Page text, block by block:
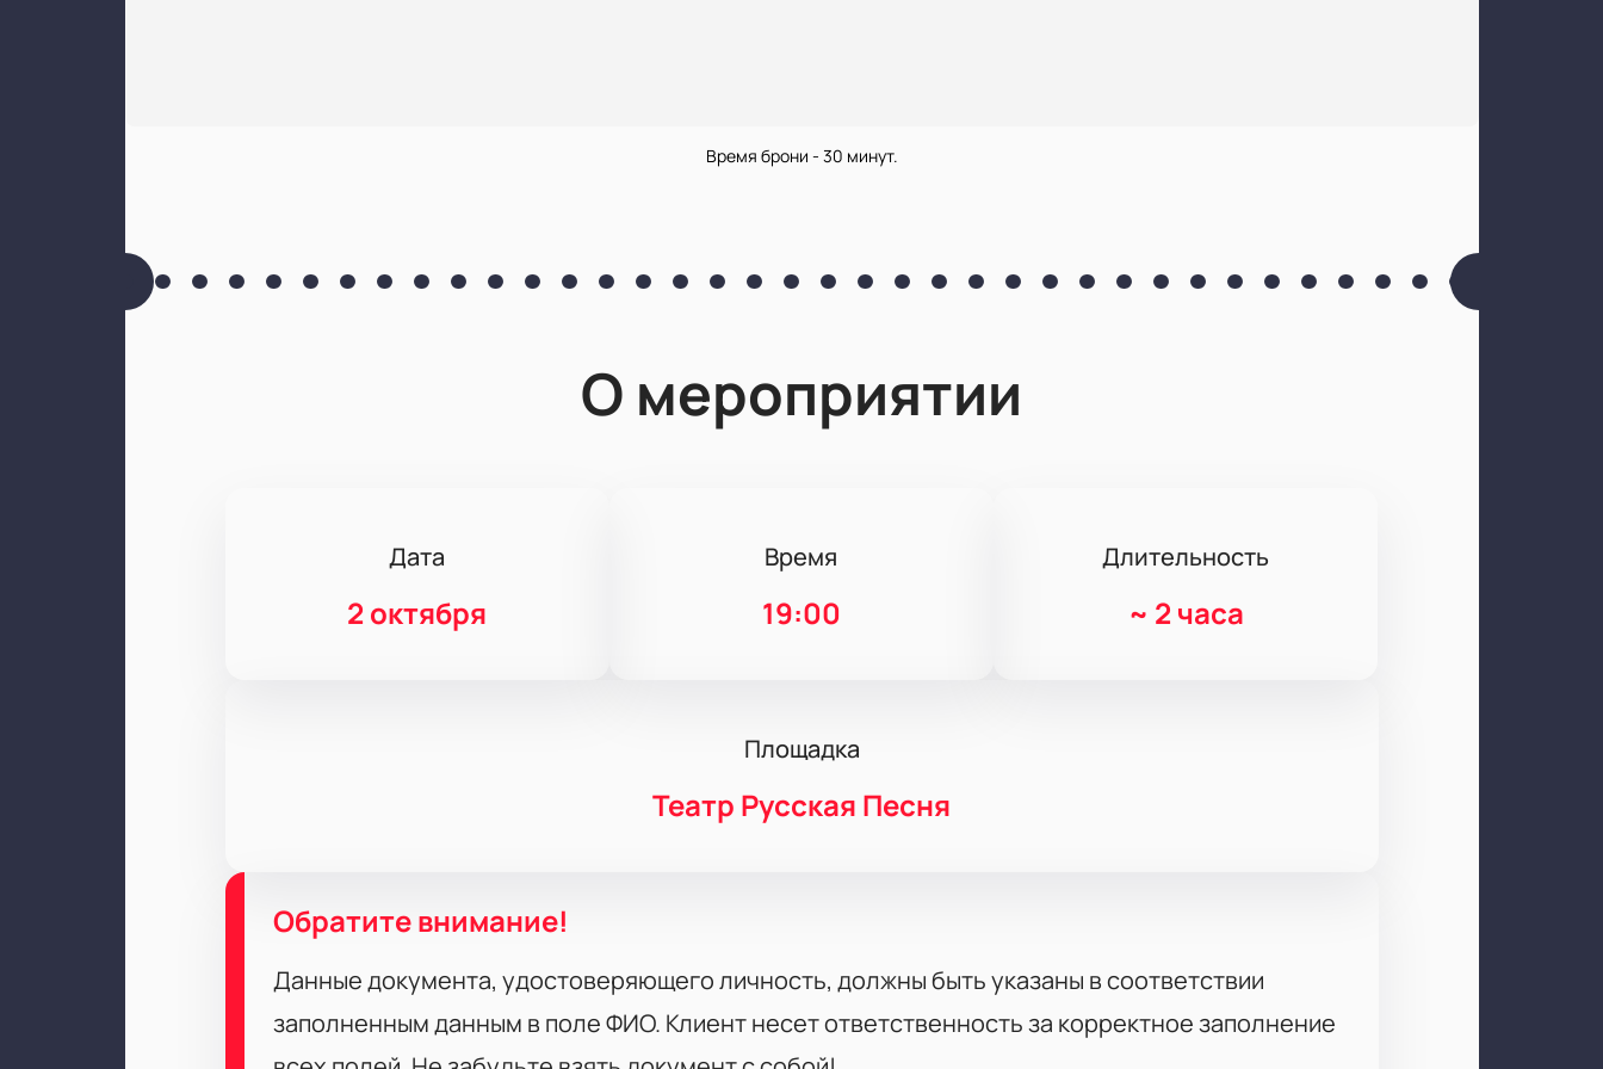
Время брони - 30 минут.
О мероприятии
Дата
2 октября
Время
19:00
Длительность
~ 2 часа
Площадка
Театр Русская Песня
Обратите внимание!
Данные документа, удостоверяющего личность, должны быть указаны в соответствии
заполненным данным в поле ФИО. Клиент несет ответственность за корректное заполнение